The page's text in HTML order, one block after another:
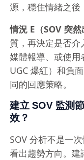
源，穩住情緒之後
情況 E（SOV 突然
質，再決定是否介
媒體報導、或使
UGC 爆紅）和負
同的回應策略。
建立 SOV 監測
效？
SOV 分析不是一
看出趨勢方向。建